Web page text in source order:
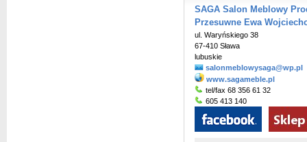
SAGA Salon Meblowy
Przesuwne Ewa
ul. Waryńskiego 38
67-410 Sława
lubuskie
salonmeblowysaga@wp.pl
www.sagameble.pl
tel/fax 68 356 61 32
605 413 140